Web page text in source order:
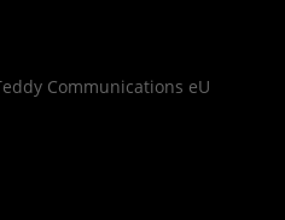
Communications eU